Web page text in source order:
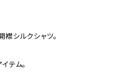
シルクシャツ。
テム。